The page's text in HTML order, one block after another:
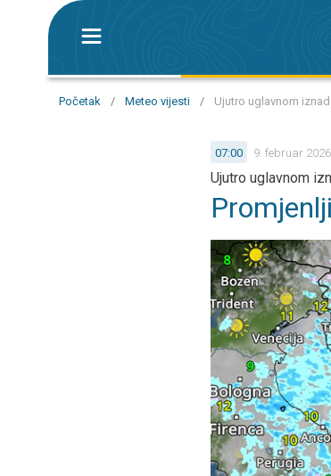
Početak / Meteo vijesti / Ujutro uglavnom
07:00 9. februar 2026.
Ujutro uglavnom